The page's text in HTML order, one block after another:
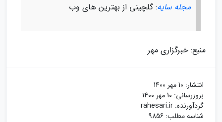
مجله سایه: گلچینی از بهترین های وب
منبع: خبرگزاری مهر
انتشار: 10 مهر 1400
بروزرسانی: 10 مهر 1400
گردآورنده: rahesari.ir
شناسه مطلب: 9856